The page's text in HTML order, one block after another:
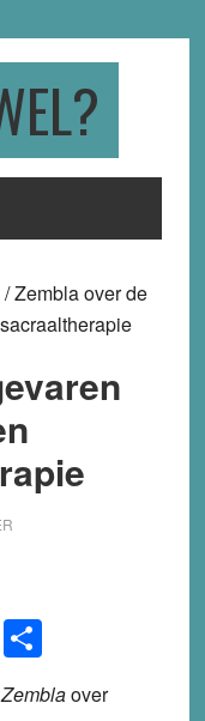
/Zembla over de
Share
Zemblaover